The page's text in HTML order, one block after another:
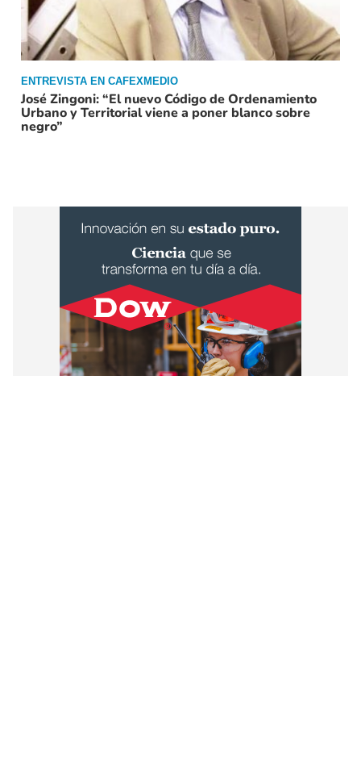
ENTREVISTA EN CAFEXMEDIO
José Zingoni: “El nuevo Código de Ordenamiento
Urbano y Territorial viene a poner blanco sobre
negro”